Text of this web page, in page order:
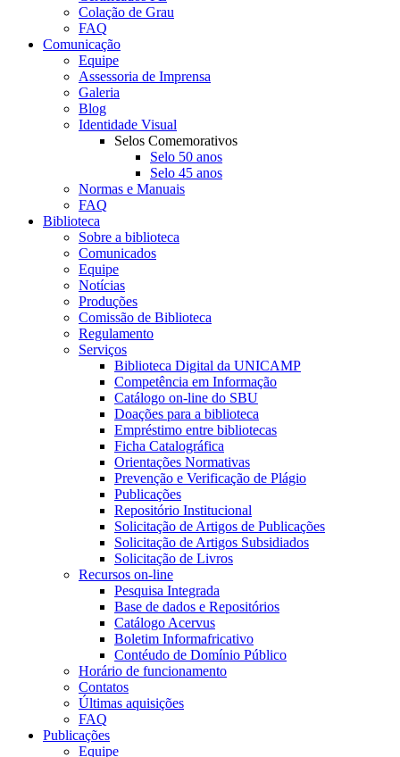
Colação de Grau
FAQ
Comunicação
Equipe
Assessoria de Imprensa
Galeria
Blog
Identidade Visual
Selos Comemorativos
Selo 50 anos
Selo 45 anos
Normas e Manuais
FAQ
Biblioteca
Sobre a biblioteca
Comunicados
Equipe
Notícias
Produções
Comissão de Biblioteca
Regulamento
Serviços
Biblioteca Digital da UNICAMP
Competência em Informação
Catálogo on-line do SBU
Doações para a biblioteca
Empréstimo entre bibliotecas
Ficha Catalográfica
Orientações Normativas
Prevenção e Verificação de Plágio
Publicações
Repositório Institucional
Solicitação de Artigos de Publicações
Solicitação de Artigos Subsidiados
Solicitação de Livros
Recursos on-line
Pesquisa Integrada
Base de dados e Repositórios
Catálogo Acervus
Boletim Informafricativo
Contéudo de Domínio Público
Horário de funcionamento
Contatos
Últimas aquisições
FAQ
Publicações
Equipe